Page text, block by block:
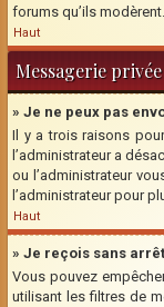
forums qu’ils modèrent.
Haut
Messagerie privée
» Je ne peux pas
Il y a trois raisons
l’administrateur a
ou l’administrateur
l’administrateur pour
Haut
» Je reçois sans
Vous pouvez
utilisant les filtres de